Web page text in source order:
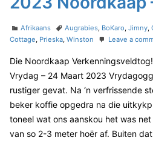
a
8
r
d
k
a
a
p
–
D
s
t
e
o
n
C
a
e
g
r
i
e
s
Afrikaans
T
a
s
Augrabies, BoKaro,Jimny,
Cottage, Prieska, Winston Leave a
Die Noordkaap
Vrydag – 24 Maart 2023
rustiger gevat. Na ‘n verfrissende
beker koffie opgedra na die
toneel wat ons aanskou het was
van so 2-3 meter hoër af. Buiten